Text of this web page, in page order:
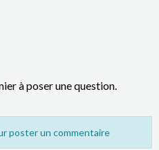
à poser une question.
poster un commentaire